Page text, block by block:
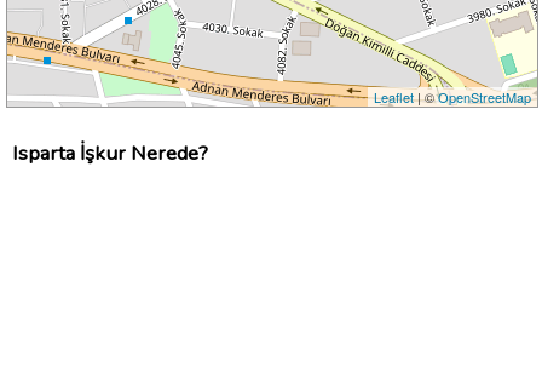
Leaflet| ©OpenStreetMap
Isparta İşkur Nerede?